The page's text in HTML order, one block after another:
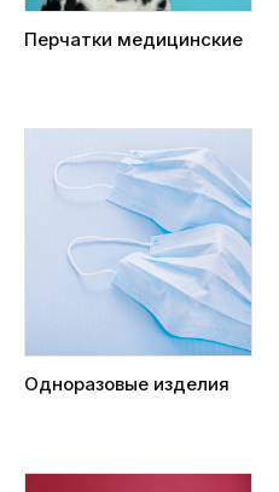
Перчатки медицинские
Одноразовые изделия